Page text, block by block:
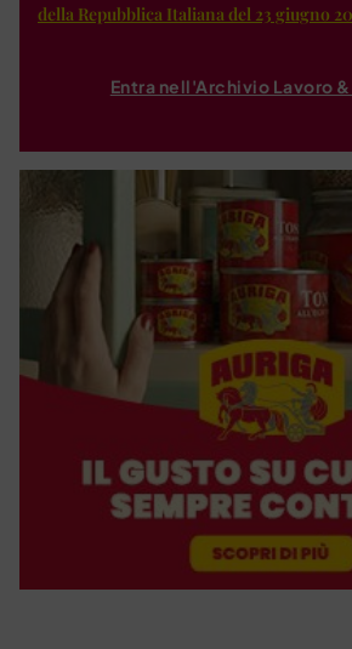
della Repubblica Italiana del 23 giugno
Entra nell'Archivio Lavoro